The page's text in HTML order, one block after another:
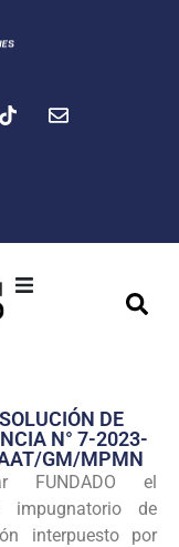
Transparencia
Seguridad
Programas
DE
N° 7-2023-
GM/MPMN
FUNDADO el
impugnatorio de
interpuesto por